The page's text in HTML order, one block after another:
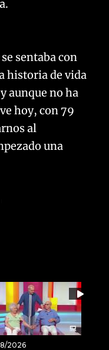
sentaba con
historia de vida
aunque no ha
hoy, con 79
al
una
2026